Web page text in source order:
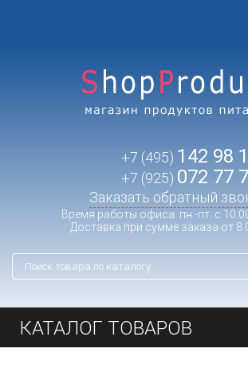
+7 (495) 142 98
+7 (925) 072 77
Заказать обратный
Время работы офиса: пн.-пт. с
Доставка при сумме заказа от 8
КАТАЛОГ ТОВАРОВ